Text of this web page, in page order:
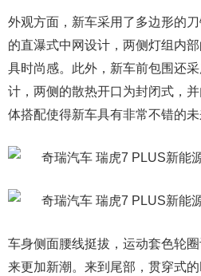
外观方面，新车采用了多边形的
的直瀑式中网设计，两侧灯组内
具时尚感。此外，新车前包围还
计，两侧的散热开口为封闭式，
体搭配使得新车具有非常不错的未
车身侧面腰线挺拔，运动套色轮
来更加新潮。来到尾部，贯穿式